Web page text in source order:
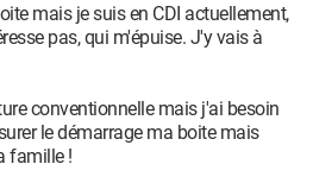
mais je suis en CDI actuellement,
pas, qui m'épuise. J'y vais à
conventionnelle mais j'ai besoin
le démarrage ma boite mais
famille !